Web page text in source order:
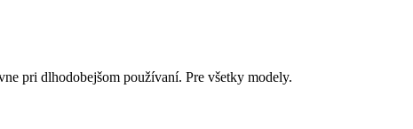
pri dlhodobejšom používaní. Pre všetky modely.